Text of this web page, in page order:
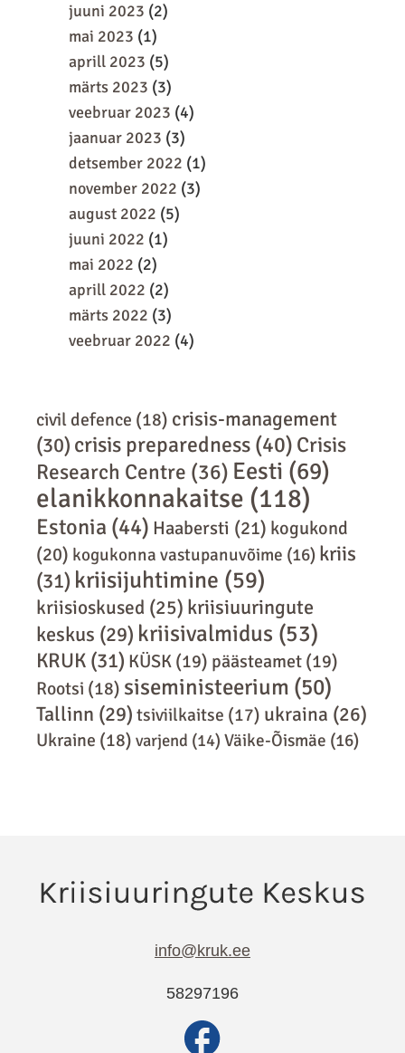
juuni 2023 (2)
mai 2023 (1)
aprill 2023 (5)
märts 2023 (3)
veebruar 2023 (4)
jaanuar 2023 (3)
detsember 2022 (1)
november 2022 (3)
august 2022 (5)
juuni 2022 (1)
mai 2022 (2)
aprill 2022 (2)
märts 2022 (3)
veebruar 2022 (4)
civil defence (18) crisis-management
(30) crisis preparedness (40) Crisis
Research Centre (36) Eesti (69)
elanikkonnakaitse (118)
Estonia (44) Haabersti (21) kogukond
(20) kogukonna vastupanuvõime (16) kriis
(31) kriisijuhtimine (59)
kriisioskused (25) kriisiuuringute
keskus (29) kriisivalmidus (53)
KRUK (31) KÜSK (19) päästeamet (19)
Rootsi (18) siseministeerium (50)
Tallinn (29) tsiviilkaitse (17) ukraina (26)
Ukraine (18) varjend (14) Väike-Õismäe (16)
info@kruk.ee
58297196